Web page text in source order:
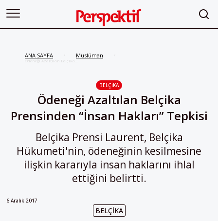
ANA SAYFA Müslüman
Ödeneği Azaltılan Belçika
BELÇIKA
Ödeneği Azaltılan Belçika
Prensinden “İnsan Hakları” Tepkisi
Belçika Prensi Laurent, Belçika
Hükumeti'nin, ödeneğinin kesilmesine
ilişkin kararıyla insan haklarını ihlal
ettiğini belirtti.
6 Aralık 2017
BELÇIKA